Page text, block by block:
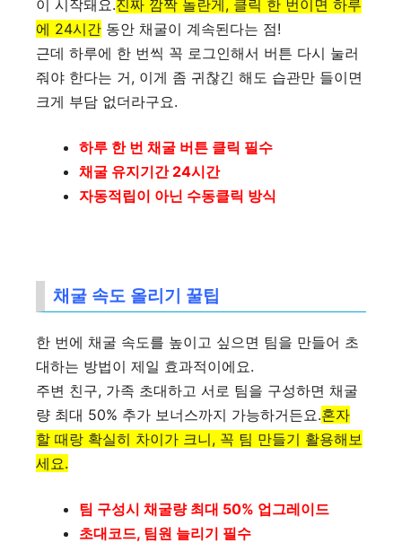
이 시작돼요.진짜 깜짝 놀란게, 클릭 한 번이면 하루
에 24시간 동안 채굴이 계속된다는 점!
근데 하루에 한 번씩 꼭 로그인해서 버튼 다시 눌러
줘야 한다는 거, 이게 좀 귀찮긴 해도 습관만 들이면
크게 부담 없더라구요.
하루 한 번 채굴 버튼 클릭 필수
채굴 유지기간 24시간
자동적립이 아닌 수동클릭 방식
채굴 속도 올리기 꿀팁
한 번에 채굴 속도를 높이고 싶으면 팀을 만들어 초
대하는 방법이 제일 효과적이에요.
주변 친구, 가족 초대하고 서로 팀을 구성하면 채굴
량 최대 50% 추가 보너스까지 가능하거든요.혼자
할 때랑 확실히 차이가 크니, 꼭 팀 만들기 활용해보
세요.
팀 구성시 채굴량 최대 50% 업그레이드
초대코드, 팀원 늘리기 필수